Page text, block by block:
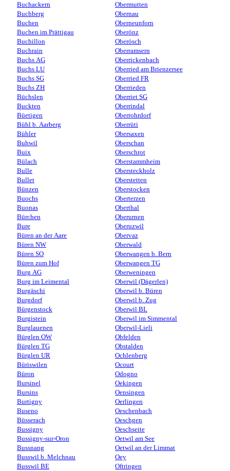
Buchackern
Buchberg
Buchen
Buchen im Prättigau
Buchillon
Buchrain
Buchs AG
Buchs LU
Buchs SG
Buchs ZH
Büchslen
Buckten
Büetigen
Bühl b. Aarberg
Bühler
Buhwil
Buix
Bülach
Bulle
Bullet
Bünzen
Buochs
Buonas
Bürchen
Bure
Büren an der Aare
Büren NW
Büren SO
Büren zum Hof
Burg AG
Burg im Leimental
Burgäschi
Burgdorf
Bürgenstock
Burgistein
Burglauenen
Bürglen OW
Bürglen TG
Bürglen UR
Büriswilen
Büron
Bursinel
Bursins
Burtigny
Buseno
Büsserach
Bussigny
Bussigny-sur-Oron
Bussnang
Busswil b. Melchnau
Busswil BE
Obermutten
Obernau
Oberneunforn
Oberönz
Oberösch
Oberramsern
Oberrickenbach
Oberried am Brienzersee
Oberried FR
Oberrieden
Oberriet SG
Oberrindal
Oberrohrdorf
Oberrüti
Obersaxen
Oberschan
Oberschrot
Oberstammheim
Obersteckholz
Oberstetten
Oberstocken
Oberterzen
Oberthal
Oberurnen
Oberuzwil
Obervaz
Oberwald
Oberwangen b. Bern
Oberwangen TG
Oberweningen
Oberwil (Dägerlen)
Oberwil b. Büren
Oberwil b. Zug
Oberwil BL
Oberwil im Simmental
Oberwil-Lieli
Obfelden
Obstalden
Ochlenberg
Ocourt
Odogno
Oekingen
Oensingen
Oerlingen
Oeschenbach
Oeschgen
Oeschseite
Oetwil am See
Oetwil an der Limmat
Oey
Oftringen